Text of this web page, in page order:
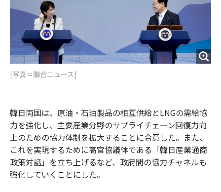
[写真＝聯合ニュース]
韓日両国は、原油・石油製品の相互供給とLNGの需給協
力を強化し、主要産業分野のサプライチェーン回復力向
上のための協力体制を拡大することに合意した。また、
これを実現するために高官協議体である「韓日産業通商
政策対話」を立ち上げるなど、政府間の協力チャネルも
強化していくことにした。